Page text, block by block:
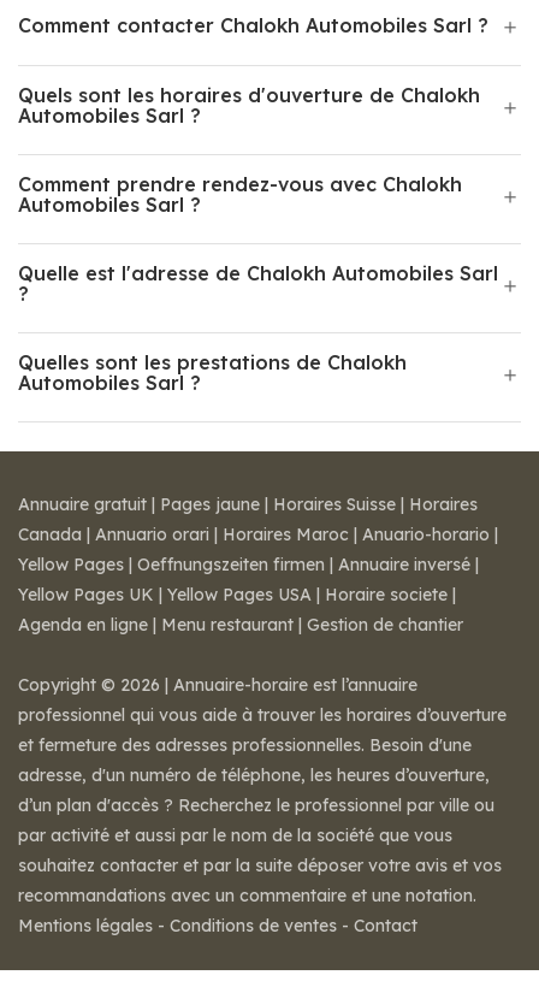
Comment contacter Chalokh Automobiles Sarl ?
Quels sont les horaires d'ouverture de Chalokh
Automobiles Sarl ?
Comment prendre rendez-vous avec Chalokh
Automobiles Sarl ?
Quelle est l'adresse de Chalokh Automobiles Sarl
?
Quelles sont les prestations de Chalokh
Automobiles Sarl ?
Annuaire gratuit | Pages jaune | Horaires Suisse | Horaires
Canada | Annuario orari | Horaires Maroc | Anuario-horario |
Yellow Pages | Oeffnungszeiten firmen | Annuaire inversé |
Yellow Pages UK | Yellow Pages USA | Horaire societe |
Agenda en ligne | Menu restaurant | Gestion de chantier
Copyright © 2026 | Annuaire-horaire est l’annuaire
professionnel qui vous aide à trouver les horaires d’ouverture
et fermeture des adresses professionnelles. Besoin d'une
adresse, d'un numéro de téléphone, les heures d’ouverture,
d’un plan d'accès ? Recherchez le professionnel par ville ou
par activité et aussi par le nom de la société que vous
souhaitez contacter et par la suite déposer votre avis et vos
recommandations avec un commentaire et une notation.
Mentions légales - Conditions de ventes - Contact